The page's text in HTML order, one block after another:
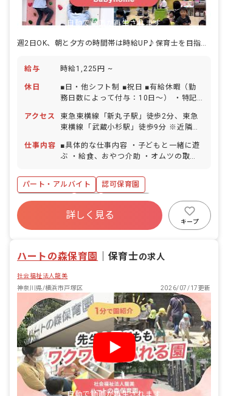
自動で動画が再生されます
週2日OK、朝と夕方の時間帯は時給UP♪保育士を目指している方も歓迎！
給与 時給1,225円 ~
休日
■日・他シフト制 ■祝日 ■有給休暇（勤
務日数によって付与：10日～） ・特記
は90％超を目指します。 ・プライベー
トも楽しんでもらえるよう年間カレンダ
ーを設置し、計画的にお休みが取れる環
境を整えています！
アクセス
東急東横線「新丸子駅」徒歩2分、東急
東横線「武蔵小杉駅」徒歩9分 ※近隣に
にショッピングも楽しめます！新丸子駅
付近には、商店街や銀行があり普段の買
仕事内容
■具体的な仕事内容 ・子どもと一緒に遊
ぶ ・給食、おやつ介助 ・オムツの取り
添乗など ＜クラス定員＞ 0歳児クラス
7名／職員3名 1歳児クラス 19名／職員
4名 2歳児クラス 19名／職員4名 3歳児
クラス 20名／職員2名 4歳児クラス
20名／職員2名 5歳児クラス 20名／職
員2名 ※フリー4名、主任1名になりま
していることなど） 「働く保護者を応援
けではなく保護者のサポートも大切に考
えています。また、保護者の要望には柔
軟に対応しています。baby homeは体験
と主体性を大切に保育計画を考えてお
り、英語、リトミック、サッカー、スイ
ミングなど幼児教育を実践しています。
総床面積が493平米の園内では広々と保
育が行なえますよ！
パート・アルバイト
認可保育園
社会保険完備
有給
残業少なめ
昇給昇進あり
正社員登用
未経験歓迎
詳しく見る
キープ
ハートの森保育園 保育士の求人
社会福祉法人龍美
神奈川県/横浜市戸塚区
2026/07/17更新